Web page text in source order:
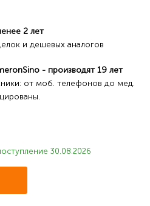
2 лет
и дешевых аналогов
- производят 19 лет
от моб. телефонов до мед.
30.08.2026